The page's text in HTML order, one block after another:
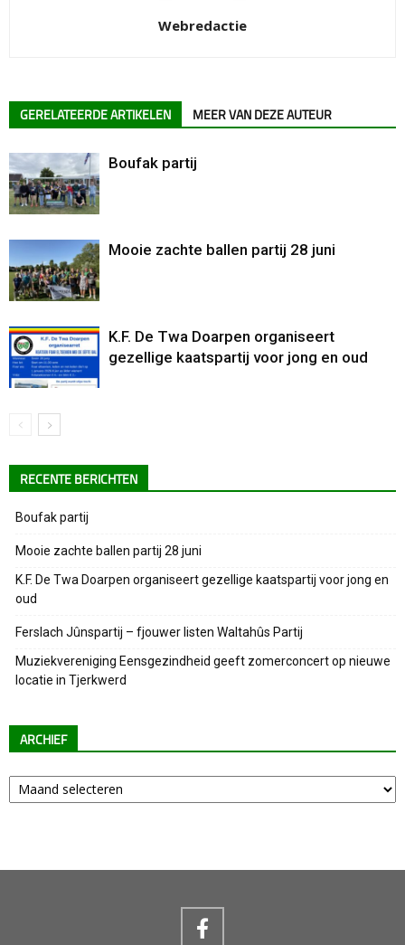
Webredactie
GERELATEERDE ARTIKELEN MEER VAN DEZE AUTEUR
Boufak partij
Mooie zachte ballen partij 28 juni
K.F. De Twa Doarpen organiseert
gezellige kaatspartij voor jong en oud
RECENTE BERICHTEN
Boufak partij
Mooie zachte ballen partij 28 juni
K.F. De Twa Doarpen organiseert gezellige kaatspartij voor jong en
oud
Ferslach Jûnspartij – fjouwer listen Waltahûs Partij
Muziekvereniging Eensgezindheid geeft zomerconcert op nieuwe
locatie in Tjerkwerd
ARCHIEF
Archief